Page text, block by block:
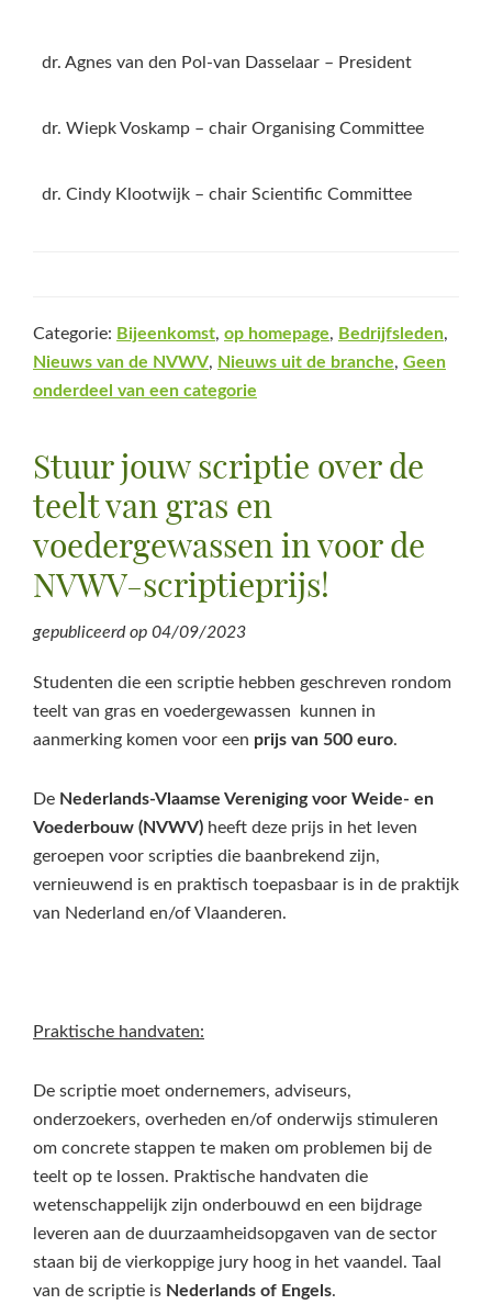
dr. Agnes van den Pol-van Dasselaar – President
dr. Wiepk Voskamp – chair Organising Committee
dr. Cindy Klootwijk – chair Scientific Committee
Categorie: Bijeenkomst, op homepage, Bedrijfsleden,
Nieuws van de NVWV, Nieuws uit de branche, Geen
onderdeel van een categorie
Stuur jouw scriptie over de
teelt van gras en
voedergewassen in voor de
NVWV-scriptieprijs!
gepubliceerd op 04/09/2023
Studenten die een scriptie hebben geschreven rondom
teelt van gras en voedergewassen kunnen in
aanmerking komen voor een prijs van 500 euro.
De Nederlands-Vlaamse Vereniging voor Weide- en
Voederbouw (NVWV) heeft deze prijs in het leven
geroepen voor scripties die baanbrekend zijn,
vernieuwend is en praktisch toepasbaar is in de praktijk
van Nederland en/of Vlaanderen.
Praktische handvaten:
De scriptie moet ondernemers, adviseurs,
onderzoekers, overheden en/of onderwijs stimuleren
om concrete stappen te maken om problemen bij de
teelt op te lossen. Praktische handvaten die
wetenschappelijk zijn onderbouwd en een bijdrage
leveren aan de duurzaamheidsopgaven van de sector
staan bij de vierkoppige jury hoog in het vaandel. Taal
van de scriptie is Nederlands of Engels.